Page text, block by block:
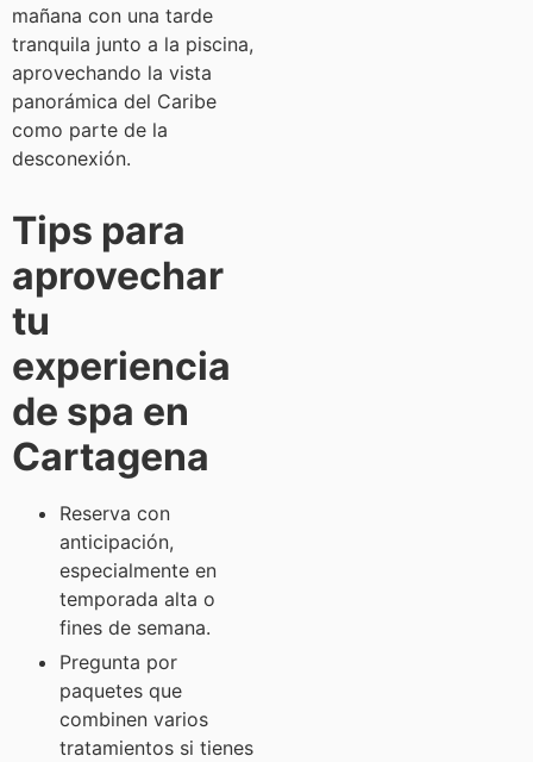
mañana con una tarde
tranquila junto a la piscina,
aprovechando la vista
panorámica del Caribe
como parte de la
desconexión.
Tips para
aprovechar
tu
experiencia
de spa en
Cartagena
Reserva con
anticipación,
especialmente en
temporada alta o
fines de semana.
Pregunta por
paquetes que
combinen varios
tratamientos si tienes